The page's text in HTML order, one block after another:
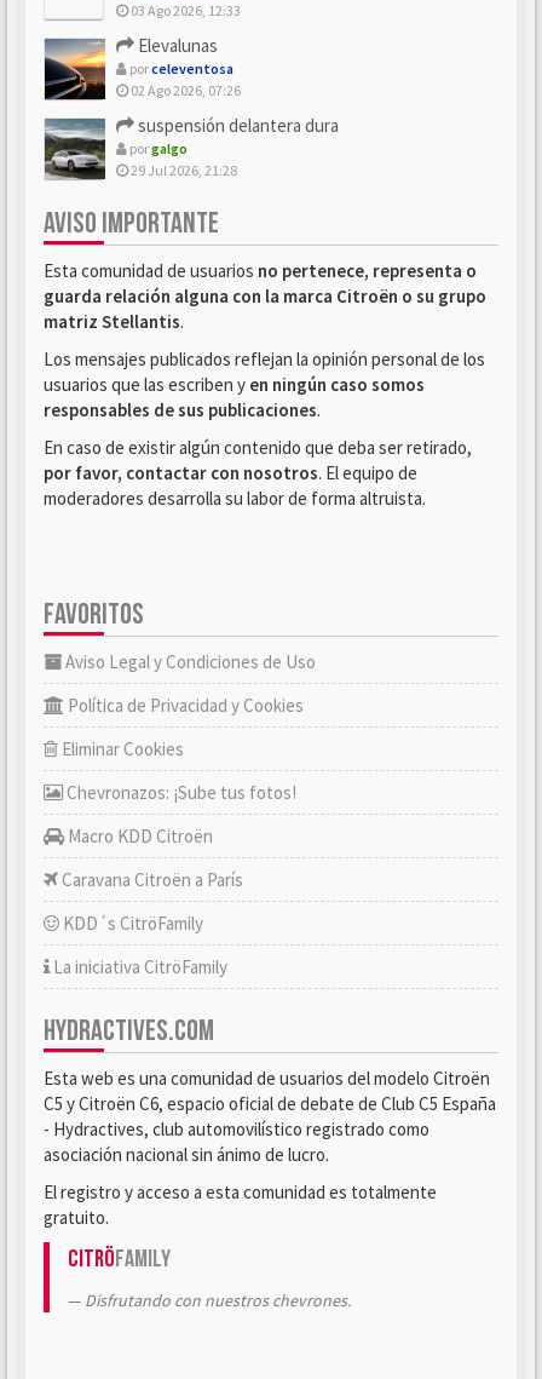
03 Ago 2026, 12:33
Elevalunas
porceleventosa
02 Ago 2026, 07:26
suspensión delantera dura
porgalgo
29 Jul 2026, 21:28
AVISO IMPORTANTE
Esta comunidad de usuarios no pertenece, representa o
guarda relación alguna con la marca Citroën o su grupo
matriz Stellantis.
Los mensajes publicados reflejan la opinión personal de los
usuarios que las escriben y en ningún caso somos
responsables de sus publicaciones.
En caso de existir algún contenido que deba ser retirado,
por favor, contactar con nosotros. El equipo de
moderadores desarrolla su labor de forma altruista.
FAVORITOS
Aviso Legal y Condiciones de Uso
Política de Privacidad y Cookies
Eliminar Cookies
Chevronazos: ¡Sube tus fotos!
Macro KDD Citroën
Caravana Citroën a París
KDD´s CitröFamily
La iniciativa CitröFamily
HYDRACTIVES.COM
Esta web es una comunidad de usuarios del modelo Citroën
C5 y Citroën C6, espacio oficial de debate de Club C5 España
- Hydractives, club automovilístico registrado como
asociación nacional sin ánimo de lucro.
El registro y acceso a esta comunidad es totalmente
gratuito.
CitröFamily
Disfrutando con nuestros chevrones.